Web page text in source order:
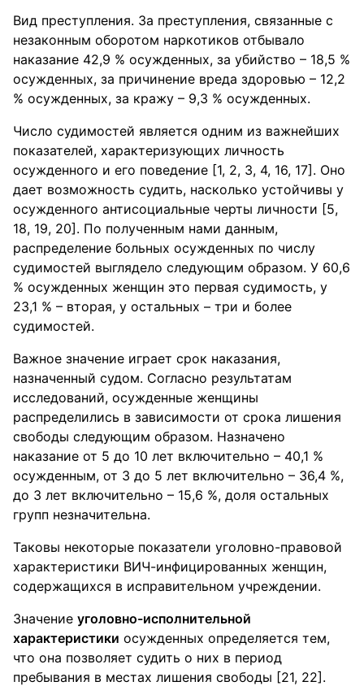
Вид преступления. За преступления, связанные с
незаконным оборотом наркотиков отбывало
наказание 42,9 % осужденных, за убийство – 18,5 %
осужденных, за причинение вреда здоровью – 12,2
% осужденных, за кражу – 9,3 % осужденных.
Число судимостей является одним из важнейших
показателей, характеризующих личность
осужденного и его поведение [1, 2, 3, 4, 16, 17]. Оно
дает возможность судить, насколько устойчивы у
осужденного антисоциальные черты личности [5,
18, 19, 20]. По полученным нами данным,
распределение больных осужденных по числу
судимостей выглядело следующим образом. У 60,6
% осужденных женщин это первая судимость, у
23,1 % – вторая, у остальных – три и более
судимостей.
Важное значение играет срок наказания,
назначенный судом. Согласно результатам
исследований, осужденные женщины
распределились в зависимости от срока лишения
свободы следующим образом. Назначено
наказание от 5 до 10 лет включительно – 40,1 %
осужденным, от 3 до 5 лет включительно – 36,4 %,
до 3 лет включительно – 15,6 %, доля остальных
групп незначительна.
Таковы некоторые показатели уголовно-правовой
характеристики ВИЧ-инфицированных женщин,
содержащихся в исправительном учреждении.
Значение уголовно-исполнительной
характеристики осужденных определяется тем,
что она позволяет судить о них в период
пребывания в местах лишения свободы [21, 22].